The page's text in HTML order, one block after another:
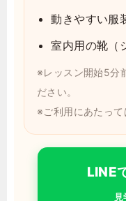
動きやすい服
室内用の靴（
※レッスン開始5分
ださい。
※ご利用にあたって
LINE